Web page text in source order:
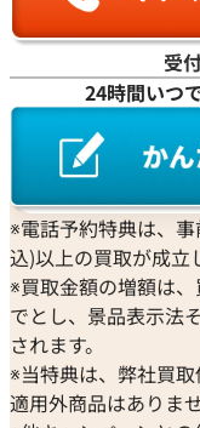
受
24時間いつ
※電話予約特典は、
込)以上の買取が成立
※買取金額の増額は
でとし、景品表示法
されます。
※当特典は、弊社買取
適用外商品はありませ